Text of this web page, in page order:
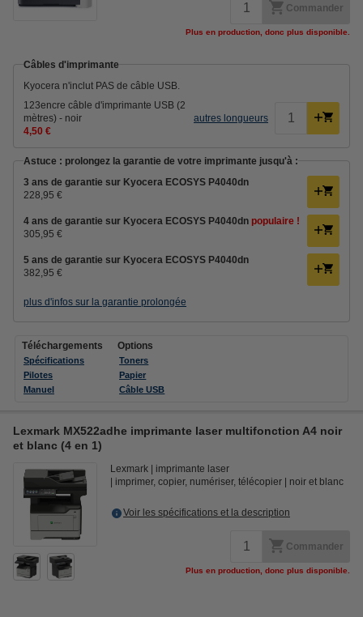
Commander
Plus en production, donc plus disponible.
Câbles d'imprimante
Kyocera n'inclut PAS de câble USB.
123encre câble d'imprimante USB (2
mètres) - noir
4,50 €
autres longueurs
Astuce : prolongez la garantie de votre imprimante jusqu'à :
3 ans de garantie sur Kyocera ECOSYS P4040dn
228,95 €
4 ans de garantie sur Kyocera ECOSYS P4040dn populaire !
305,95 €
5 ans de garantie sur Kyocera ECOSYS P4040dn
382,95 €
plus d'infos sur la garantie prolongée
Téléchargements
Spécifications
Pilotes
Manuel
Options
Toners
Papier
Câble USB
Lexmark MX522adhe imprimante laser multifonction A4 noir
et blanc (4 en 1)
Lexmark
imprimante laser
imprimer, copier, numériser, télécopier
noir et blanc
Voir les spécifications et la description
Commander
Plus en production, donc plus disponible.